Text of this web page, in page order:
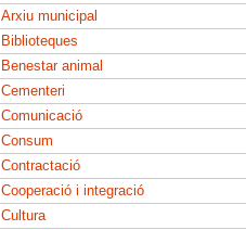
Arxiu municipal
Biblioteques
Benestar animal
Cementeri
Comunicació
Consum
Contractació
Cooperació i integració
Cultura